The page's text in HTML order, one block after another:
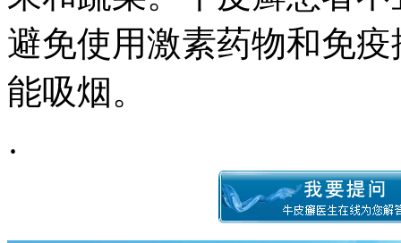
避免使用激素药物和免
能吸烟。
·